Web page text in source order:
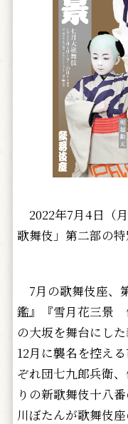
2022年7月4日（
歌舞伎」第二部の特
7月の歌舞伎座、
鑑』『雪月花三景
の大坂を舞台にし
12月に襲名を控え
ぞれ団七九郎兵衛
りの新歌舞伎十八
川ぼたんが歌舞伎